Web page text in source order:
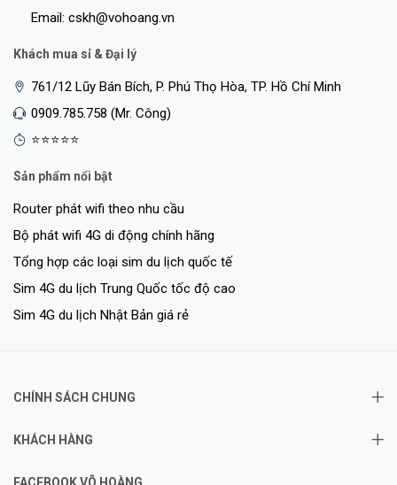
Email: cskh@vohoang.vn
Khách mua sỉ & Đại lý
761/12 Lũy Bán Bích, P. Phú Thọ Hòa, TP. Hồ Chí Minh
0909.785.758 (Mr. Công)
⭐⭐⭐⭐⭐
Sản phẩm nổi bật
Router phát wifi theo nhu cầu
Bộ phát wifi 4G di động chính hãng
Tổng hợp các loại sim du lịch quốc tế
Sim 4G du lịch Trung Quốc tốc độ cao
Sim 4G du lịch Nhật Bản giá rẻ
CHÍNH SÁCH CHUNG
KHÁCH HÀNG